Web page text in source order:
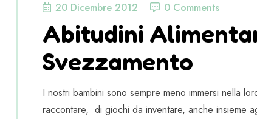
20 Dicembre 2012 0 Comments
Abitudini
Svezzamento
I nostri bambini sono sempre meno immersi nella
raccontare, di giochi da inventare, anche insieme